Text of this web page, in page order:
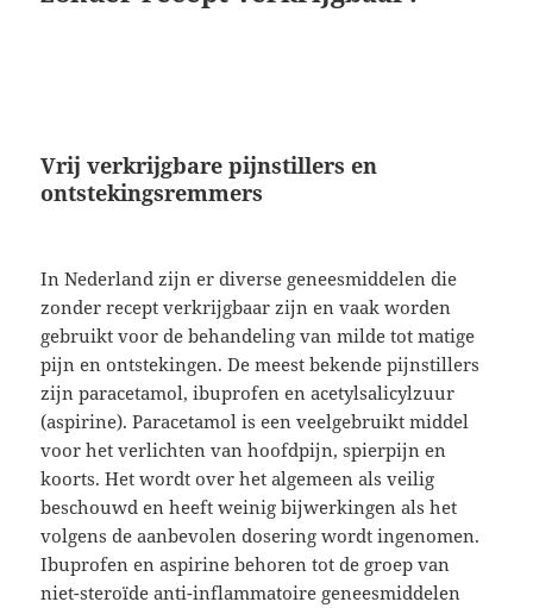
Vrij verkrijgbare pijnstillers en
ontstekingsremmers
In Nederland zijn er diverse geneesmiddelen die
zonder recept verkrijgbaar zijn en vaak worden
gebruikt voor de behandeling van milde tot matige
pijn en ontstekingen. De meest bekende pijnstillers
zijn paracetamol, ibuprofen en acetylsalicylzuur
(aspirine). Paracetamol is een veelgebruikt middel
voor het verlichten van hoofdpijn, spierpijn en
koorts. Het wordt over het algemeen als veilig
beschouwd en heeft weinig bijwerkingen als het
volgens de aanbevolen dosering wordt ingenomen.
Ibuprofen en aspirine behoren tot de groep van
niet-steroïde anti-inflammatoire geneesmiddelen